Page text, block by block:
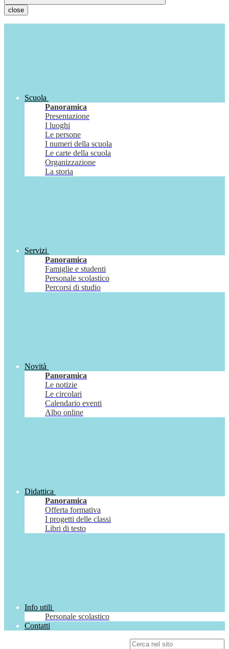
close
Scuola
Panoramica
Presentazione
I luoghi
Le persone
I numeri della scuola
Le carte della scuola
Organizzazione
La storia
Servizi
Panoramica
Famiglie e studenti
Personale scolastico
Percorsi di studio
Novità
Panoramica
Le notizie
Le circolari
Calendario eventi
Albo online
Didattica
Panoramica
Offerta formativa
I progetti delle classi
Libri di testo
Info utili
Personale scolastico
Contatti